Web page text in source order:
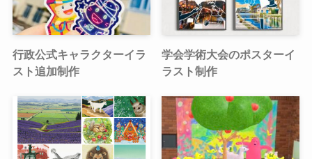
行政公式キャラクターイラ
スト追加制作
学会学術大会のポスターイ
ラスト制作